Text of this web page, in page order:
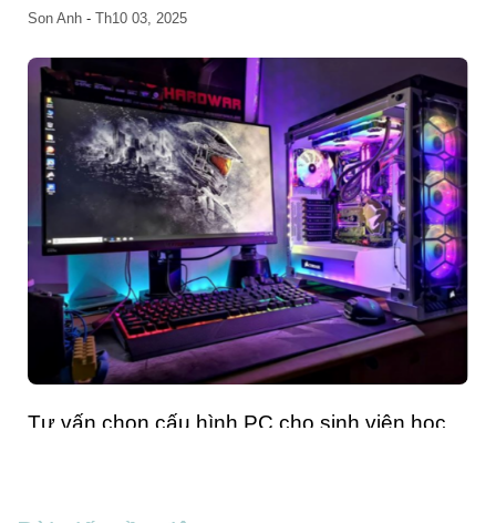
Son Anh - Th10 03, 2025
Tư vấn chọn cấu hình PC cho sinh viên học